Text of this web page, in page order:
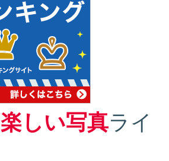
楽しい写真ライ